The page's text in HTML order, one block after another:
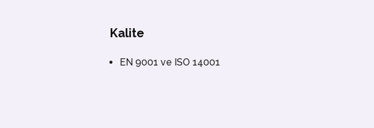
Kalite
EN 9001 ve ISO 14001